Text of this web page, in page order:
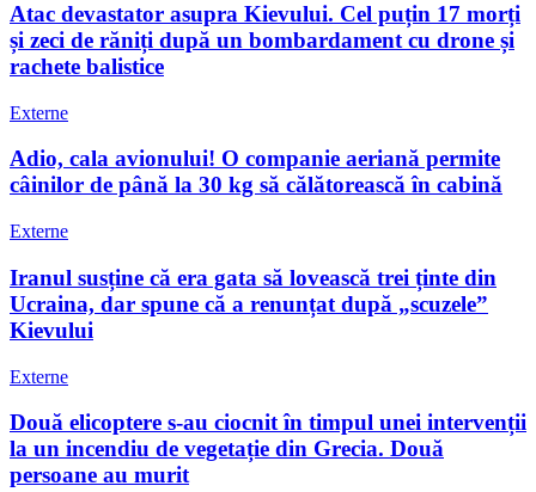
Atac devastator asupra Kievului. Cel puțin 17 morți
și zeci de răniți după un bombardament cu drone și
rachete balistice
Externe
Adio, cala avionului! O companie aeriană permite
câinilor de până la 30 kg să călătorească în cabină
Externe
Iranul susține că era gata să lovească trei ținte din
Ucraina, dar spune că a renunțat după „scuzele”
Kievului
Externe
Două elicoptere s-au ciocnit în timpul unei intervenții
la un incendiu de vegetație din Grecia. Două
persoane au murit